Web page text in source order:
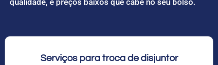
Serviços para troca de disjuntor